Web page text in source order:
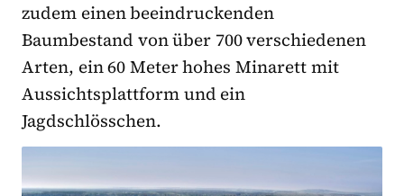
zudem einen beeindruckenden
Baumbestand von über 700 verschiedenen
Arten, ein 60 Meter hohes Minarett mit
Aussichtsplattform und ein
Jagdschlösschen.